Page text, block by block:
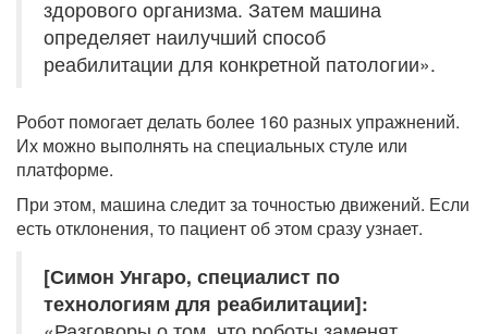
здорового организма. Затем машина
определяет наилучший способ
реабилитации для конкретной патологии».
Робот помогает делать более 160 разных упражнений.
Их можно выполнять на специальных стуле или
платформе.
При этом, машина следит за точностью движений. Если
есть отклонения, то пациент об этом сразу узнает.
[Симон Унгаро, специалист по
технологиям для реабилитации]: